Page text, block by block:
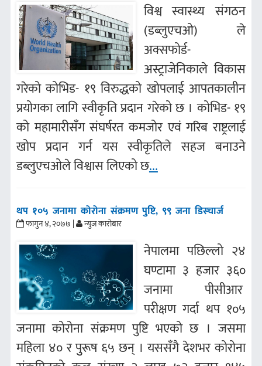
विश्व स्वास्थ्य संगठन
(डब्लुएचओ) ले
अक्सफोर्ड-
अस्ट्राजेनिकाले विकास
गरेको कोभिड- १९ विरुद्धको खोपलाई आपतकालीन
प्रयोगका लागि स्वीकृति प्रदान गरेको छ । कोभिड- १९
को महामारीसँग संघर्षरत कमजोर एवं गरिब राष्ट्रलाई
खोप प्रदान गर्न यस स्वीकृतिले सहज बनाउने
डब्लुएचओले विश्वास लिएको छ...
थप १०५ जनामा कोरोना संक्रमण पुष्टि, ९९ जना डिस्चार्ज
फागुन ४, २०७७ | न्युज कारोबार
नेपालमा पछिल्लो २४
घण्टामा ३ हजार ३६०
जनामा पीसीआर
परीक्षण गर्दा थप १०५
जनामा कोरोना संक्रमण पुष्टि भएको छ । जसमा
महिला ४० र पुुरूष ६५ छन् । यससँगै देशभर कोरोना